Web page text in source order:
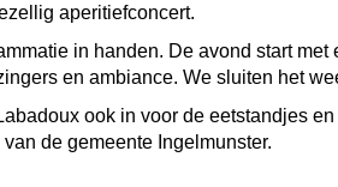
aperitiefconcert.
in handen. De avond start
en ambiance. We sluiten het
ook in voor de eetstandjes
de gemeente Ingelmunster.